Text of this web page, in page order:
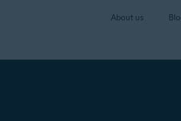
About us